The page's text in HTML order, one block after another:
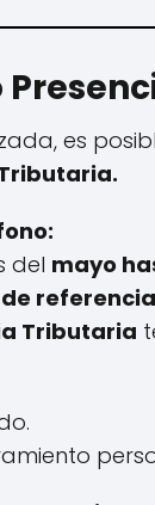
es
del mayo
referencia
Tributaria